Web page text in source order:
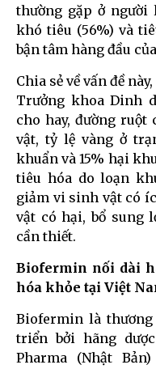
thường gặp ở người
khó tiêu (56%) và
bận tâm hàng đầu
Chia sẻ về vấn đề
Trưởng khoa Dinh
cho hay, đường ruột
vật, tỷ lệ vàng ở
khuẩn và 15% hại
tiêu hóa do loạn
giảm vi sinh vật có
vật có hại, bổ sung
cần thiết.
Biofermin nối dài
hóa khỏe tại Việt
Biofermin là
triển bởi hãng
Pharma (Nhật